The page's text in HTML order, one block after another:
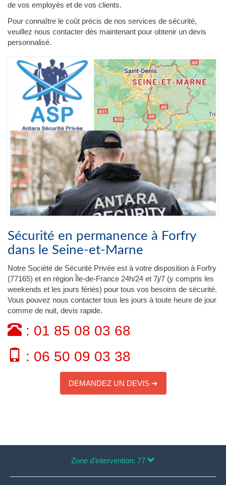
de vos employés et de vos clients.
Pour connaître le coût précis de nos services de sécurité,
veuillez nous contacter dès maintenant pour obtenir un devis
personnalisé.
Sécurité en permanence à Forfry
dans le Seine-et-Marne
Notre Société de Sécurité Privée est à votre disposition à Forfry
(77165) et en région Île-de-France 24h/24 et 7j/7 (y compris les
weekends et les jours fériés) pour tous vos besoins de sécurité.
Vous pouvez nous contacter tous les jours à toute heure de jour
comme de nuit, devis rapide.
: 01 85 08 03 68
: 06 50 09 03 38
DEMANDEZ UN DEVIS ➔
Zone d'intervention: 77